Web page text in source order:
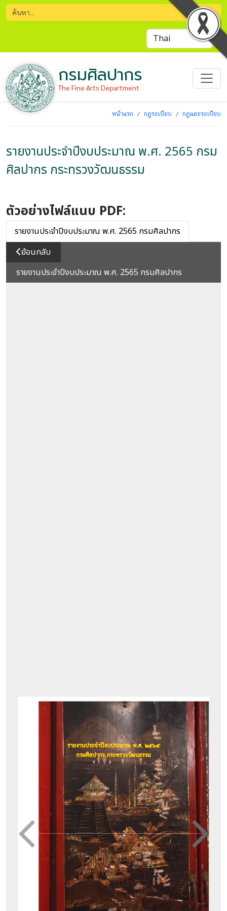
กรมศิลปากร
The Fine Arts Department
หน้าแรก กฎระเบียบ กฎและระเบียบ
รายงานประจำปีงบประมาณ พ.ศ. 2565 กรม
ศิลปากร กระทรวงวัฒนธรรม
ตัวอย่างไฟล์แนบ PDF:
รายงานประจำปีงบประมาณ พ.ศ. 2565 กรมศิลปากร
ย้อนกลับ
รายงานประจำปีงบประมาณ พ.ศ. 2565 กรมศิลปากร